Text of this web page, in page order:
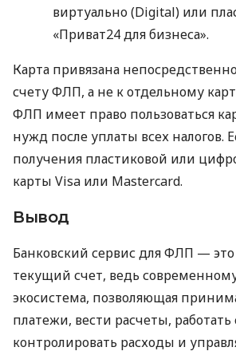
виртуально (Digital) или
«Приват24 для бизнеса».
Карта привязана
счету ФЛП, а не к отдельному
ФЛП имеет право пользоваться
нужд после уплаты всех налогов.
получения пластиковой или
карты Visa или Mastercard.
Вывод
Банковский сервис для ФЛП — это
текущий счет, ведь
экосистема, позволяющая
платежи, вести расчеты, работать
контролировать расходы и